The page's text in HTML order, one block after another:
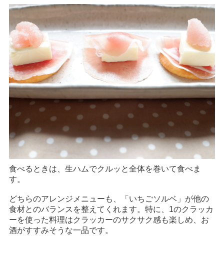
食べるときは、生ハムでクルッと全体を巻いて食べま
す。
どちらのアレンジメニューも、「いちごソルベ」が他の
食材とのバランスを整えてくれます。特に、1のクラッカ
ーを使った料理はクラッカーのサクサク感も楽しめ、お
酒がすすみそうな一品です。